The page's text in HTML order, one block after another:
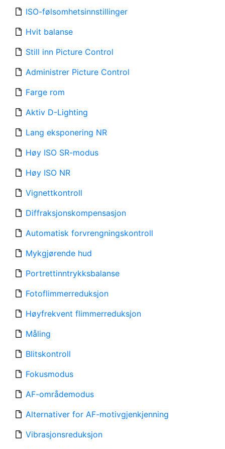
ISO-følsomhetsinnstillinger
Hvit balanse
Still inn Picture Control
Administrer Picture Control
Farge rom
Aktiv D-Lighting
Lang eksponering NR
Høy ISO SR-modus
Høy ISO NR
Vignettkontroll
Diffraksjonskompensasjon
Automatisk forvrengningskontroll
Mykgjørende hud
Portrettinntrykksbalanse
Fotoflimmerreduksjon
Høyfrekvent flimmerreduksjon
Måling
Blitskontroll
Fokusmodus
AF-områdemodus
Alternativer for AF-motivgjenkjenning
Vibrasjonsreduksjon